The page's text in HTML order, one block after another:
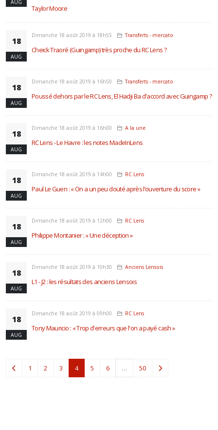
AUG
Taylor Moore
18
AUG
Dimanche 18 août 2019 à 18h55 Transferts - mercato
Cheick Traoré (Guingamp) très proche du RC Lens ?
18
AUG
Dimanche 18 août 2019 à 16h50 Transferts - mercato
Poussé dehors par le RC Lens, El Hadji Ba d'accord avec Guingamp ?
18
AUG
Dimanche 18 août 2019 à 16h00 A la une
RC Lens - Le Havre : les notes MadeInLens
18
AUG
Dimanche 18 août 2019 à 14h00 RC Lens
Paul Le Guen : « On a un peu douté après l’ouverture du score »
18
AUG
Dimanche 18 août 2019 à 12h00 RC Lens
Philippe Montanier : « Une déception »
18
AUG
Dimanche 18 août 2019 à 10h30 Anciens Lensois
L1 - J2 : les résultats des anciens Lensois
18
AUG
Dimanche 18 août 2019 à 09h00 RC Lens
Tony Mauricio : « Trop d'erreurs que l'on a payé cash »
1 2 3 4(current)
5 6 … 50